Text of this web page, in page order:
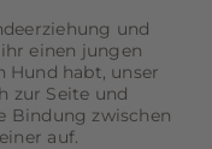
und
einen jungen
Hund habt, unser
zur Seite und
Bindung zwischen
auf.